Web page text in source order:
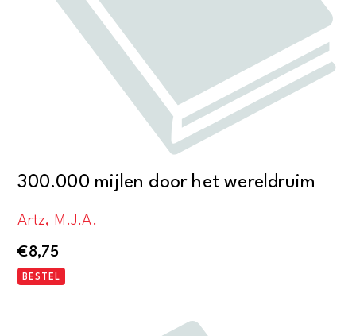
300.000 mijlen door het wereldruim
Artz, M.J.A.
€8,75
BESTEL